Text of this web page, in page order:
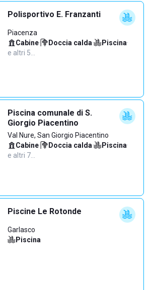
Polisportivo E. Franzanti
Piacenza
Cabine· Doccia calda· Piscina·
e altri 5…
Piscina comunale di S.
Giorgio Piacentino
Val Nure, San Giorgio Piacentino
Cabine· Doccia calda· Piscina·
e altri 7…
Piscine Le Rotonde
Garlasco
Piscina